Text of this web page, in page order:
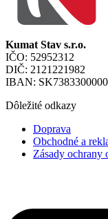
Kumat Stav s.r.o.
IČO: 52952312
DIČ: 2121221982
IBAN:
Dôležité odkazy
Doprava
Obchodné a
Zásady ochrany